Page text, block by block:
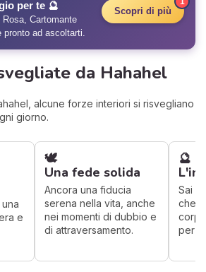
per te 🔮
Rosa, Cartomante
pronto ad ascoltarti.
Scopri di più
da Hahahel
alcune forze interiori si risvegliano
giorno.
e
🕊️
Una fede solida
Ancora una fiducia
serena nella vita, anche
nei momenti di dubbio e
di attraversamento.
🔮
Sai
che
per